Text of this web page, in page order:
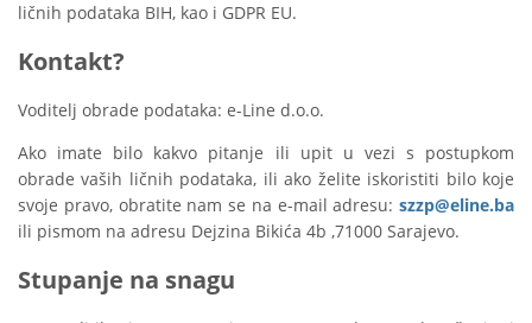
ličnih podataka BIH, kao i GDPR EU.
Kontakt?
Voditelj obrade podataka: e-Line d.o.o.
Ako imate bilo kakvo pitanje ili upit u vezi s postupkom
obrade vaših ličnih podataka, ili ako želite iskoristiti bilo koje
svoje pravo, obratite nam se na e-mail adresu: szzp@eline.ba
ili pismom na adresu Dejzina Bikića 4b ,71000 Sarajevo.
Stupanje na snagu